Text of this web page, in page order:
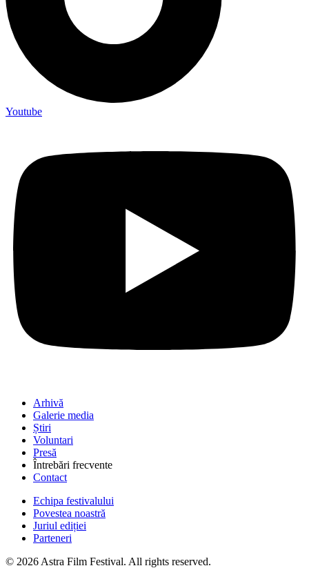
Youtube
Arhivă
Galerie media
Știri
Voluntari
Presă
Întrebări frecvente
Contact
Echipa festivalului
Povestea noastră
Juriul ediției
Parteneri
© 2026 Astra Film Festival. All rights reserved.